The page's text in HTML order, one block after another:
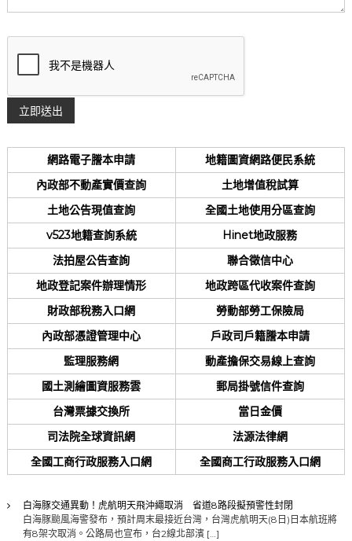
網路電子謄本申請
地籍圖資網路便民系統
內政部不動產實價查詢
土地增值稅試算
土地公告現值查詢
全國土地使用分區查詢
v523地籍查詢系統
Hinet地政服務
法拍屋公告查詢
聯合徵信中心
地政登記案件辦理情形
地政跨區代收案件查詢
財政部稅務入口網
勞動部勞工保險局
內政部憑證管理中心
戶政司戶籍謄本申請
監理服務網
動產擔保交易線上查詢
國土測繪圖資服務雲
郵局掛號信件查詢
台灣票據交換所
當日金價
司法院全球資訊網
法源法律網
全國工商行政服務入口網
全國商工行政服務入口網
白海豚交通異動！虎航明天飛沖繩取消 省道8路段擬預警性封閉
白海豚颱風海警發布，預計周末最接近台灣，台灣虎航明天(8日)日本航班將
有8架次取消。公路局也宣布，台2線北部濱 […]